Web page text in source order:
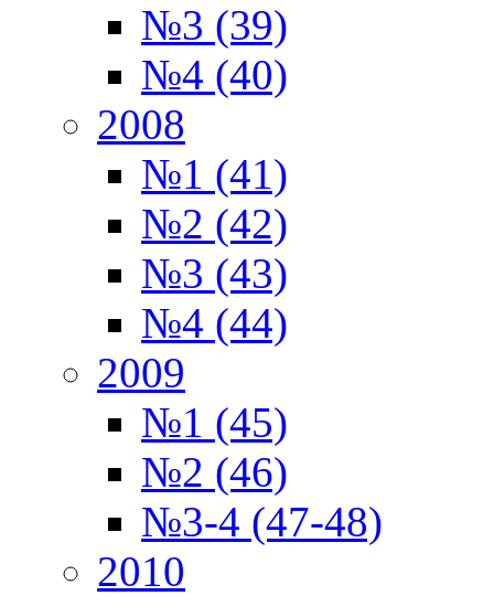
№3 (39)
№4 (40)
2008
№1 (41)
№2 (42)
№3 (43)
№4 (44)
2009
№1 (45)
№2 (46)
№3-4 (47-48)
2010